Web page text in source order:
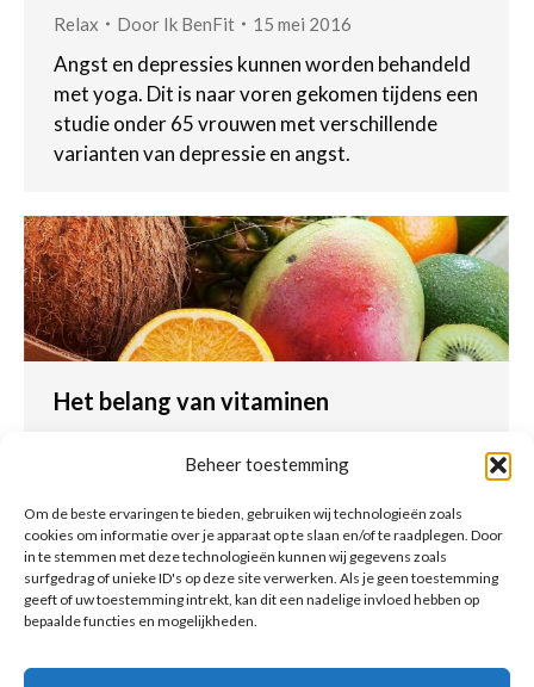
Beheer toestemming
Om de beste ervaringen te bieden, gebruiken wij technologieën zoals
cookies om informatie over je apparaat op te slaan en/of te raadplegen. Door
in te stemmen met deze technologieën kunnen wij gegevens zoals
surfgedrag of unieke ID's op deze site verwerken. Als je geen toestemming
geeft of uw toestemming intrekt, kan dit een nadelige invloed hebben op
bepaalde functies en mogelijkheden.
Relax Door Ik BenFit 15 mei 2016
Angst en depressies kunnen worden behandeld
met yoga. Dit is naar voren gekomen tijdens een
studie onder 65 vrouwen met verschillende
varianten van depressie en angst.
Het belang van vitaminen
Voor iedereen die goed wil functioneren en het
maximale uit zichzelf wil halen is het belangrijk
om een goede conditie te hebben. Dit kan alleen
als we ons lichaam op de juiste manier
verzorgen en het voorzien van de noodzakelijke
voedingsstoffen.